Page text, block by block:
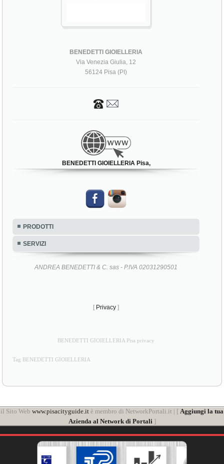
BENEDETTI GIOIELLERIA
Via Venezia Giulia, 12
56124 Pisa (PI)
BENEDETTI GIOIELLERIA Pisa,
PRODOTTI
SERVIZI
ANDREA BENEDETTI & C. sas - P.IVA 02031290501
[ Privacy ]
BENEDETTI GIOIELLERIA Pisa privacy
Tag BENEDETTI GIOIELLERIA
il Sito Web www.pisacityguide.it è membro di NetworkPortali.it | [ Aggiungi la tua
Azienda al Network di Portali]